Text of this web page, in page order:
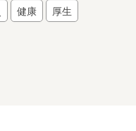
健康 厚生